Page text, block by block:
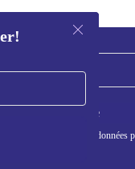
S'inscrire
sur l'utilisation des données